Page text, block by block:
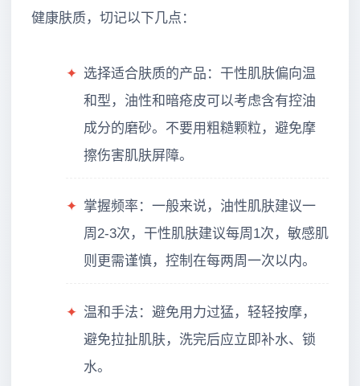
健康肤质，切记以下几点：
✦ 选择适合肤质的产品：干性肌肤偏向温
和型，油性和暗疮皮可以考虑含有控油
成分的磨砂。不要用粗糙颗粒，避免摩
擦伤害肌肤屏障。
✦ 掌握频率：一般来说，油性肌肤建议一
周2-3次，干性肌肤建议每周1次，敏感肌
则更需谨慎，控制在每两周一次以内。
✦ 温和手法：避免用力过猛，轻轻按摩，
避免拉扯肌肤，洗完后应立即补水、锁
水。